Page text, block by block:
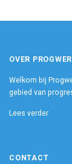
OVER
Welkom bij
gebied van
Lees verder
CONTACT